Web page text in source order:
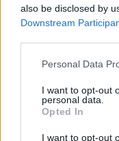
also be disclosed by
Downstream
Personal Data
I want to opt-out
personal data.
Opted In
I want to opt-out
Πνιγμονή
Heimlich)
Πνιγμός στο